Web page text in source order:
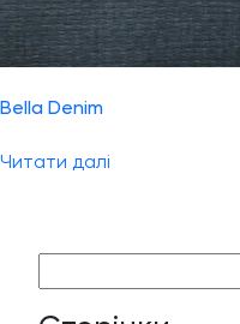
Bella Denim
Читати далі